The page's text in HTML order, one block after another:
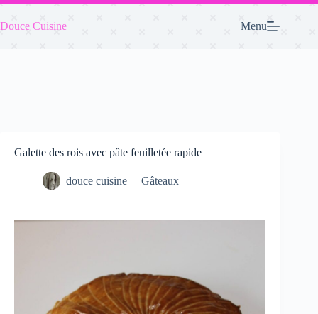
Passer
contenu
Douce Cuisine Menu
Galette des rois avec pâte feuilletée rapide
douce cuisine Gâteaux